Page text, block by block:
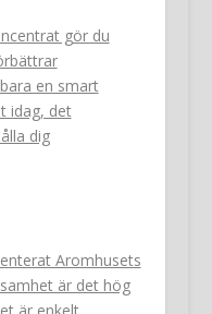
gör du
en smart
idag, det
dig
Aromhusets
är det hög
är enkelt,